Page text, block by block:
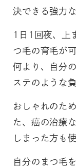
決できる強力
1日1回夜、上
つ毛の育毛が
何より、自分
ステのような
おしゃれのた
た、癌の治療
しまった方も
自分のまつ毛